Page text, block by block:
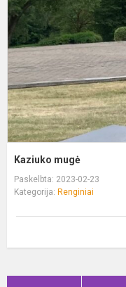
Kaziuko mugė
Paskelbta: 2023-02-23
Kategorija: Renginiai